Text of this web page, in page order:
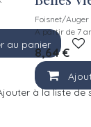
à la liste de
au panier
Foisnet/Auger
A partir de 7
8,64€